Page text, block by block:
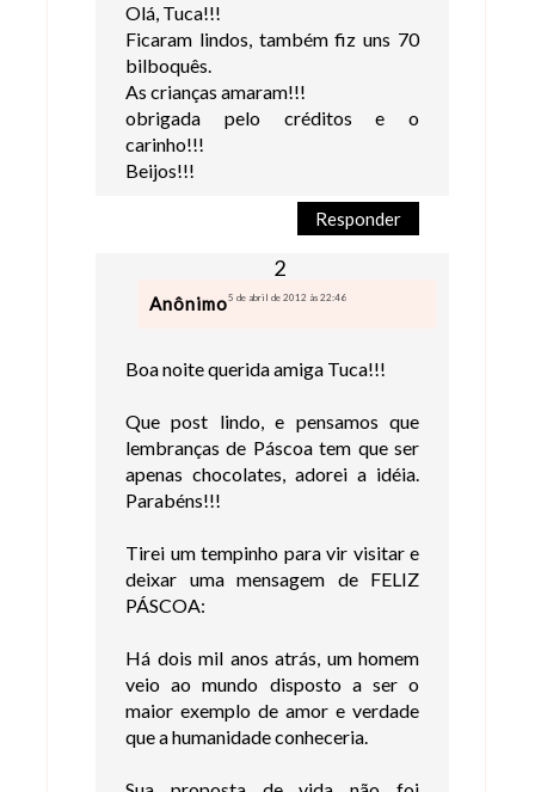
Olá, Tuca!!!
Ficaram lindos, também fiz uns 70
bilboquês.
As crianças amaram!!!
obrigada pelo créditos e o
carinho!!!
Beijos!!!
Responder
Anônimo5 de abril de 2012 às 22:46
Boa noite querida amiga Tuca!!!
Que post lindo, e pensamos que
lembranças de Páscoa tem que ser
apenas chocolates, adorei a idéia.
Parabéns!!!
Tirei um tempinho para vir visitar e
deixar uma mensagem de FELIZ
PÁSCOA:
Há dois mil anos atrás, um homem
veio ao mundo disposto a ser o
maior exemplo de amor e verdade
que a humanidade conheceria.